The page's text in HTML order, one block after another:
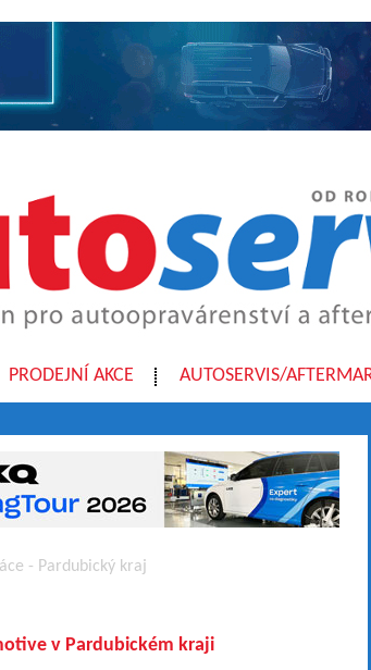
PRODEJNÍ AKCE AUTOSERVIS/
- Pardubický kraj
v Pardubickém kraji